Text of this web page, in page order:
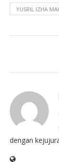
YUSRIL IZHA
dengan